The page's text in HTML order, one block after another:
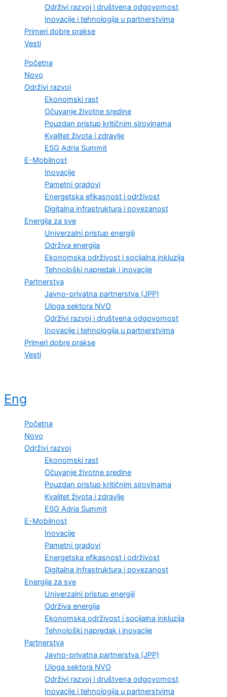
Održivi razvoj i društvena odgovornost
Inovacije i tehnologija u partnerstvima
Primeri dobre prakse
Vesti
Početna
Novo
Održivi razvoj
Ekonomski rast
Očuvanje životne sredine
Pouzdan pristup kritičnim sirovinama
Kvalitet života i zdravlje
ESG Adria Summit
E-Mobilnost
Inovacije
Pametni gradovi
Energetska efikasnost i održivost
Digitalna infrastruktura i povezanost
Energija za sve
Univerzalni pristup energiji
Održiva energija
Ekonomska održivost i socijalna inkluzija
Tehnološki napredak i inovacije
Partnerstva
Javno-privatna partnerstva (JPP)
Uloga sektora NVO
Održivi razvoj i društvena odgovornost
Inovacije i tehnologija u partnerstvima
Primeri dobre prakse
Vesti
Eng
Početna
Novo
Održivi razvoj
Ekonomski rast
Očuvanje životne sredine
Pouzdan pristup kritičnim sirovinama
Kvalitet života i zdravlje
ESG Adria Summit
E-Mobilnost
Inovacije
Pametni gradovi
Energetska efikasnost i održivost
Digitalna infrastruktura i povezanost
Energija za sve
Univerzalni pristup energiji
Održiva energija
Ekonomska održivost i socijalna inkluzija
Tehnološki napredak i inovacije
Partnerstva
Javno-privatna partnerstva (JPP)
Uloga sektora NVO
Održivi razvoj i društvena odgovornost
Inovacije i tehnologija u partnerstvima